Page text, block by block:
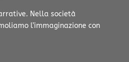
Nella società
l’immaginazione con